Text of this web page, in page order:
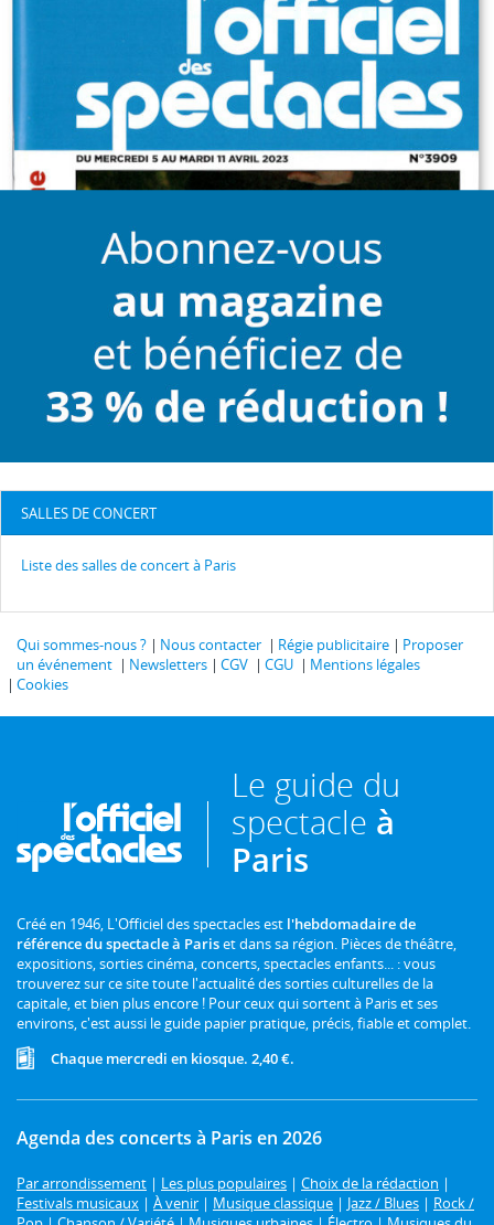
SALLES DE CONCERT
Liste des salles de concert à Paris
Qui sommes-nous ? Nous contacter Régie publicitaire
Proposer
un événement
Newsletters CGV CGU
Mentions légales
Cookies
Le guide du
spectacle à
Paris
Créé en 1946, L'Officiel des spectacles est l'hebdomadaire de
référence du spectacle à Pariset dans sa région. Pièces de théâtre,
expositions, sorties cinéma, concerts, spectacles enfants... : vous
trouverez sur ce site toute l'actualité des sorties culturelles de la
capitale, et bien plus encore ! Pour ceux qui sortent à Paris et ses
environs, c'est aussi le guide papier pratique, précis, fiable et complet.
Chaque mercredi en kiosque. 2,40 €.
Agenda des concerts à Paris en 2026
Par arrondissement | Les plus populaires | Choix de la rédaction |
Festivals musicaux | À venir | Musique classique | Jazz / Blues | Rock /